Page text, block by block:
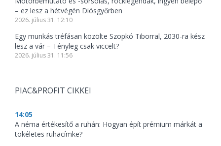
– ez lesz a hétvégén Diósgyőrben
2026. július 31. 12:10
Egy munkás tréfásan közölte Szopkó Tiborral, 2030-ra kész
lesz a vár – Tényleg csak viccelt?
2026. július 31. 11:56
PIAC&PROFIT CIKKEI
14:05
A néma értékesítő a ruhán: Hogyan épít prémium márkát a
tökéletes ruhacímke?